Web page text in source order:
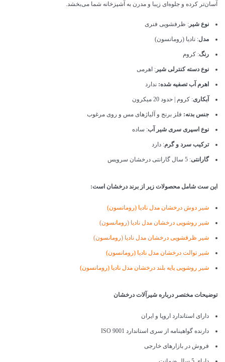
آسان‌تر کرده و جلوه‌ای زیبا و مدرن به آشپزخانه شما می‌بخشد.
نوع شیر : ظرفشویی فنری
مدل: نادیا (رومانسون)
رنگ: کروم
نوع دسته کنترلی شیر : اهرمی
اهرم آب تصفیه شده: ندارد
آبکاری: کروم | حدود 20 میکرون
جنس بدنه: فلز برنج و آلیاژهای مس و روی مرغوب
نوع اسپری سری شیر آب: ساده
ترکیب سرد و گرم: دارد
گارانتی: 5 سال گارانتی درخشان سرویس
این ست شامل محصولات زیر از برند درخشان است:
شیر دوش درخشان مدل نادیا (رومانسون)
شیر روشویی درخشان مدل نادیا (رومانسون)
شیر ظرفشویی درخشان مدل نادیا (رومانسون)
شیر توالت درخشان مدل نادیا (رومانسون)
شیر روشویی پایه بلند درخشان مدل نادیا (رومانسون)
توضیحات مختصر درباره شیرآلات درخشان
دارای استاندارد اروپا و ایران
دارنده گواهینامه از سری استاندارد ISO 9001
فروش در بازارهای خارجی